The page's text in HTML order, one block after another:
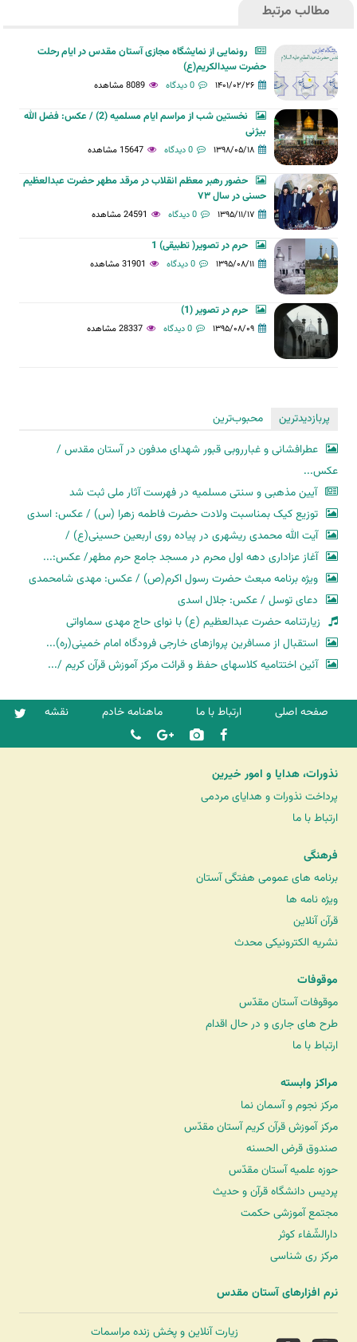
مطالب مرتبط
رونمایی از نمایشگاه مجازی آستان مقدس در ایام رحلت
حضرت سیدالکریم(ع)
۱۴۰۱/۰۲/۲۶ 0 دیدگاه 8089 مشاهده
نخستین شب از مراسم ایام مسلمیه (2) / عکس: فضل الله
بیژنی
۱۳۹۸/۰۵/۱۸ 0 دیدگاه 15647 مشاهده
حضور رهبر معظم انقلاب در مرقد مطهر حضرت عبد‌العظیم
حسنی در سال ۷۳
۱۳۹۵/۱۱/۱۷ 0 دیدگاه 24591 مشاهده
حرم در تصویر( تطبیقی) 1
۱۳۹۵/۰۸/۱۱ 0 دیدگاه 31901 مشاهده
حرم در تصویر (1)
۱۳۹۵/۰۸/۰۹ 0 دیدگاه 28337 مشاهده
پربازدیدترین
محبوب‌ترین
عطرافشانی و غبارروبی قبور شهدای مدفون در آستان مقدس /
عکس...
آیین مذهبی و سنتی مسلمیه در فهرست آثار ملی ثبت شد
توزیع کیک بمناسبت ولادت حضرت فاطمه زهرا (س) / عکس: اسدی
آیت الله محمدی ریشهری در پیاده روی اربعین حسینی(ع) /
آغاز عزاداری دهه اول محرم در مسجد جامع حرم مطهر/ عکس:...
ویژه برنامه مبعث حضرت رسول اکرم(ص) / عکس: مهدی شامحمدی
دعای توسل / عکس: جلال اسدی
زیارتنامه حضرت عبدالعظیم (ع) با نوای حاج مهدی سماواتی
استقبال از مسافرین پروازهای خارجی فرودگاه امام خمینی(ره)...
آئین اختتامیه کلاسهای حفظ و قرائت مرکز آموزش قرآن کریم /...
صفحه اصلی ارتباط با ما ماهنامه خادم نقشه
نذورات، هدایا و امور خیرین
پرداخت نذورات و هدایای مردمی
ارتباط با ما
فرهنگی
برنامه های عمومی هفتگی آستان
ویژه نامه ها
قرآن آنلاین
نشریه الکترونیکی محدث
موقوفات
موقوفات آستان مقدّس
طرح های جاری و در حال اقدام
ارتباط با ما
مراکز وابسته
مرکز نجوم و آسمان نما
مرکز آموزش قرآن کریم آستان مقدّس
صندوق قرض الحسنه
حوزه علمیه آستان مقدّس
پردیس دانشگاه قرآن و حدیث
مجتمع آموزشی حکمت
دارالشّفاء کوثر
مرکز ری شناسی
نرم افزارهای آستان مقدس
زیارت آنلاین و پخش زنده مراسمات